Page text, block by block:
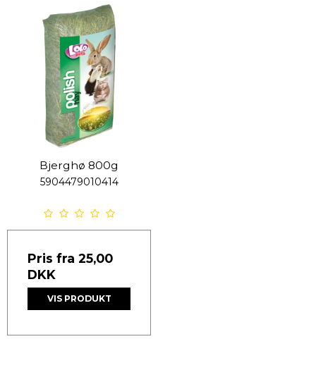
Bjerghø 800g
5904479010414
Pris fra 25,00
DKK
VIS PRODUKT